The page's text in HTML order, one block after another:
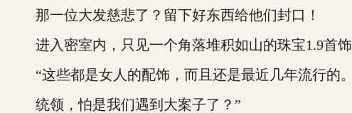
那一位大发慈悲了？留下好东西给他们封口！
进入密室内，只见一个角落堆积如山的珠宝1.9首饰
“这些都是女人的配饰，而且还是最近几年流行的。
统领，怕是我们遇到大案子了？”